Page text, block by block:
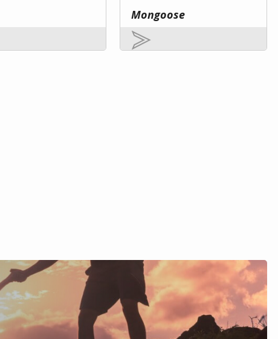
Mongoose